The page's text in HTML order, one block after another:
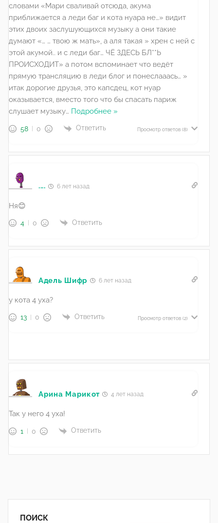
словами «Мари сваливай отсюда, акума
приближается а леди баг и кота нуара не…» видит
этих двоих заслушующихся музыку а они такие
думают «… … твою ж мать», а аля такая » хрен с ней с
этой акумой.. и с леди баг… ЧЁ ЗДЕСЬ БЛ**Ь
ПРОИСХОДИТ» а потом вспоминает что ведёт
прямую трансляцию в леди блог и понеслааась… »
итак дорогие друзья, это капсдец, кот нуар
оказывается, вместо того что бы спасать париж
слушает музыку… Подробнее »
58 0 Ответить Просмотр ответов (8)
.... 6 лет назад
Ня😊
4 0 Ответить
Адель Шифр 6 лет назад
у кота 4 уха?
13 0 Ответить Просмотр ответов (2)
Арина Марикот 4 лет назад
Так у него 4 уха!
1 0 Ответить
ПОИСК